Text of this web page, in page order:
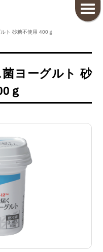
ト 砂糖不使用 400ｇ
ヨーグルト 砂
ｇ